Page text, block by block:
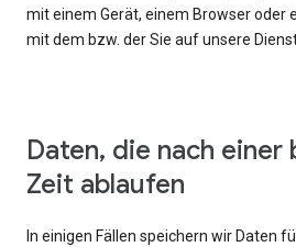
mit einem Gerät, einem Browser oder
mit dem bzw. der Sie auf unsere
Daten, die nach
Zeit ablaufen
In einigen Fällen speichern wir Daten